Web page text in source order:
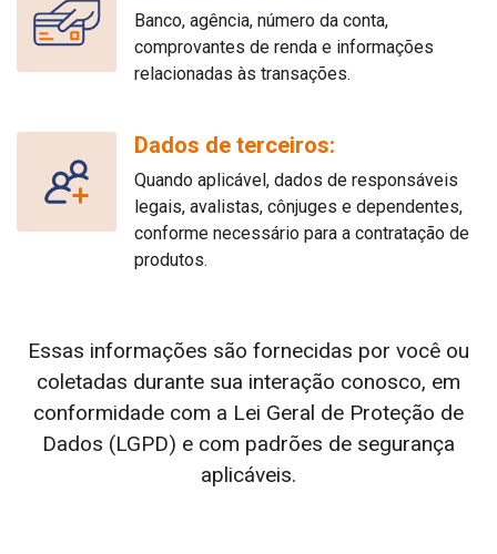
Banco, agência, número da conta,
comprovantes de renda e informações
relacionadas às transações.
Dados de terceiros:
Quando aplicável, dados de responsáveis
legais, avalistas, cônjuges e dependentes,
conforme necessário para a contratação de
produtos.
Essas informações são fornecidas por você ou
coletadas durante sua interação conosco, em
conformidade com a Lei Geral de Proteção de
Dados (LGPD) e com padrões de segurança
aplicáveis.